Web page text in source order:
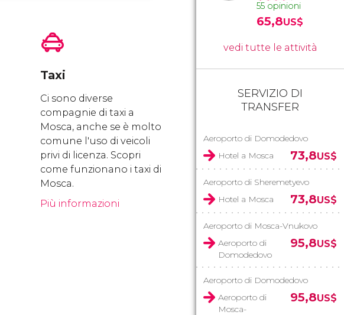
Taxi
Ci sono diverse
compagnie di taxi a
Mosca, anche se è molto
comune l'uso di veicoli
privi di licenza. Scopri
come funzionano i taxi di
Mosca.
Più informazioni
55 opinioni
65,8US$
vedi tutte le attività
SERVIZIO DI
TRANSFER
Aeroporto di Domodedovo
Hotel a Mosca
73,8US$
Aeroporto di Sheremetyevo
Hotel a Mosca
73,8US$
Aeroporto di Mosca-Vnukovo
Aeroporto di
Domodedovo
95,8US$
Aeroporto di Domodedovo
Aeroporto di
Mosca-
95,8US$